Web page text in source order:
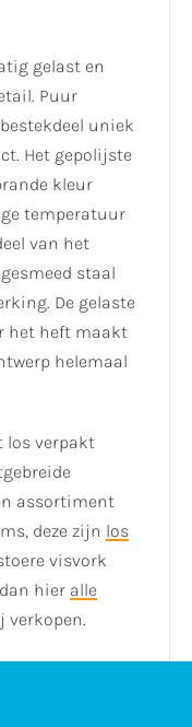
gelast en
Puur
uniek
Het gepolijste
kleur
temperatuur
van het
staal
De gelaste
het heft maakt
helemaal
los verpakt
assortiment
deze zijn los
visvork
hier alle
verkopen.